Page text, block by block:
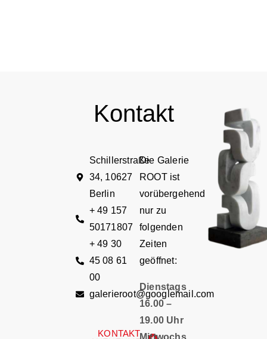
Kontakt
Schillerstraße
34, 10627
Berlin
+ 49 157
50171807
+ 49 30
45 08 61
00
galerieroot@googlemail.com
KONTAKT
Die Galerie
ROOT ist
vorübergehend
nur zu
folgenden
Zeiten
geöffnet:
Dienstags
16.00 –
19.00 Uhr